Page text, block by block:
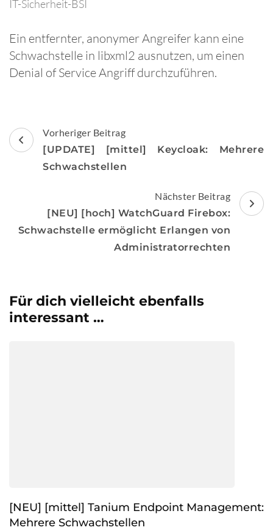
IT-Sicherheit-BSI
Ein entfernter, anonymer Angreifer kann eine
Schwachstelle in libxml2 ausnutzen, um einen
Denial of Service Angriff durchzuführen.
Beitragsnavigation
Vorheriger Beitrag
[UPDATE] [mittel] Keycloak: Mehrere
Schwachstellen
Nächster Beitrag
[NEU] [hoch] WatchGuard Firebox:
Schwachstelle ermöglicht Erlangen von
Administratorrechten
Für dich vielleicht ebenfalls
interessant …
[NEU] [mittel] Tanium Endpoint Management:
Mehrere Schwachstellen